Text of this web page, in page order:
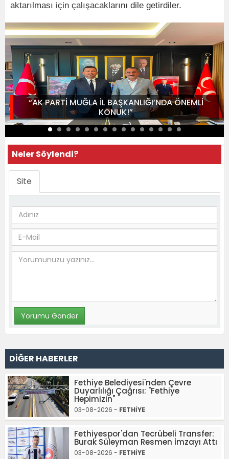
aktarılması için çalışacaklarını dile getirdiler.
“AK PARTİ MUĞLA İL BAŞKANLIĞI’NDA ÖNEMLİ
KONUK!”
Neler Söylendi?
Site
DİĞER HABERLER
Fethiye Belediyesi'nden Çevre
Duyarlılığı Çağrısı: "Fethiye
Hepimizin"
03-08-2026 - FETHİYE
Fethiyespor'dan Tecrübeli Transfer:
Burak Süleyman Resmen İmzayı Attı
03-08-2026 - FETHİYE